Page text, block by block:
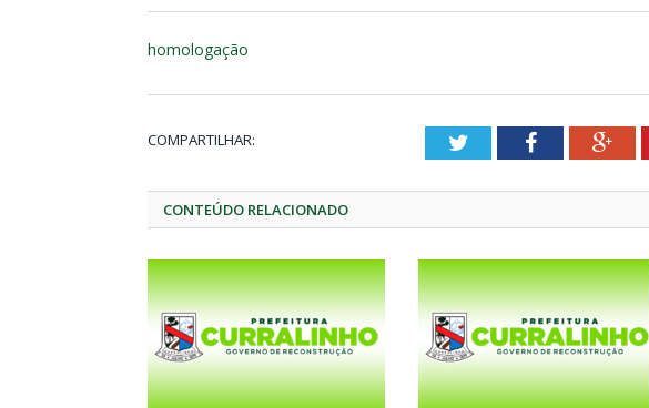
homologação
COMPARTILHAR: TwitterFacebook
CONTEÚDO RELACIONADO